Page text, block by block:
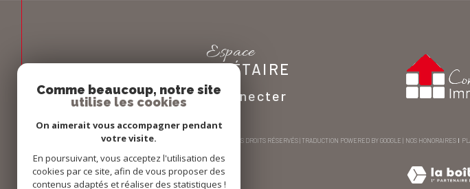
Espace
PROPRIÉTAIRE
Se connecter
© 2026 | TOUS DROITS RÉSERVÉS | TRADUCTION POWERED BY GOOGLE | NOS HONORAIRES
Comme beaucoup, notre site
utilise les cookies
On aimerait vous accompagner pendant
votre visite.
En poursuivant, vous acceptez l'utilisation des
cookies par ce site, afin de vous proposer des
contenus adaptés et réaliser des statistiques !